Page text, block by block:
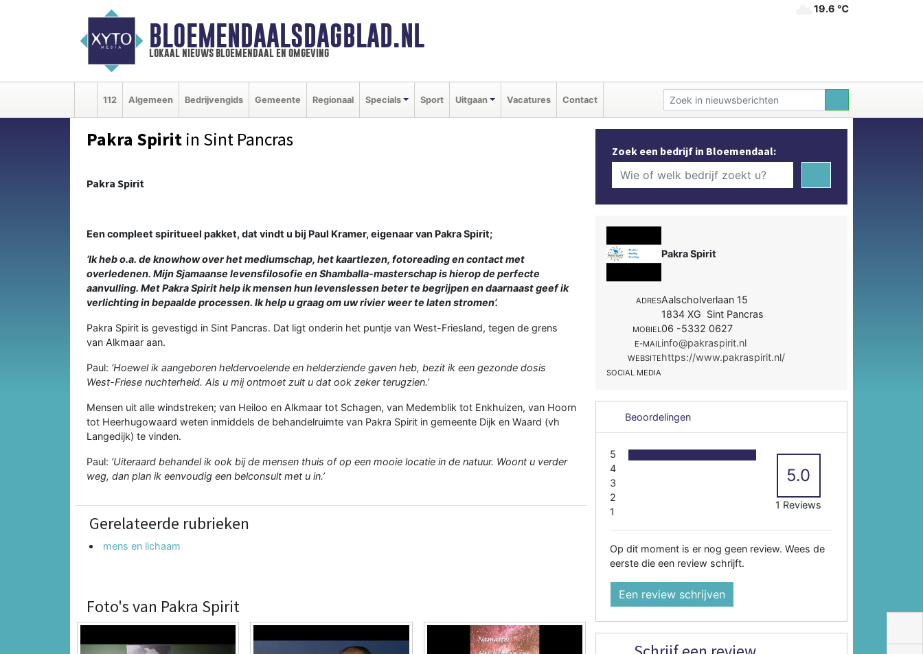
BLOEMENDAALSDAGBLAD.NL
lokaal nieuws bloemendaal en omgeving
19.6 ℃
112 Algemeen Bedrijvengids Gemeente Regionaal Specials Sport Uitgaan Vacatures Contact
Pakra Spirit in Sint Pancras
Pakra Spirit
Een compleet spiritueel pakket, dat vindt u bij Paul Kramer, eigenaar van Pakra Spirit;
‘Ik heb o.a. de knowhow over het mediumschap, het kaartlezen, fotoreading en contact met
overledenen. Mijn Sjamaanse levensfilosofie en Shamballa-masterschap is hierop de perfecte
aanvulling. Met Pakra Spirit help ik mensen hun levenslessen beter te begrijpen en daarnaast geef ik
verlichting in bepaalde processen. Ik help u graag om uw rivier weer te laten stromen’.
Pakra Spirit is gevestigd in Sint Pancras. Dat ligt onderin het puntje van West-Friesland, tegen de grens
van Alkmaar aan.
Paul: ‘Hoewel ik aangeboren heldervoelende en helderziende gaven heb, bezit ik een gezonde dosis
West-Friese nuchterheid. Als u mij ontmoet zult u dat ook zeker terugzien.’
Mensen uit alle windstreken; van Heiloo en Alkmaar tot Schagen, van Medemblik tot Enkhuizen, van Hoorn
tot Heerhugowaard weten inmiddels de behandelruimte van Pakra Spirit in gemeente Dijk en Waard (vh
Langedijk) te vinden.
Paul: ‘Uiteraard behandel ik ook bij de mensen thuis of op een mooie locatie in de natuur. Woont u verder
weg, dan plan ik eenvoudig een belconsult met u in.’
Gerelateerde rubrieken
mens en lichaam
Foto's van Pakra Spirit
Zoek een bedrijf in Bloemendaal:
Pakra Spirit
ADRESAalscholverlaan 15
1834 XG Sint Pancras
MOBIEL06 -5332 0627
E-MAILinfo@pakraspirit.nl
WEBSITEhttps://www.pakraspirit.nl/
SOCIAL MEDIA
Beoordelingen
5
4
3
2
1
5.0
1 Reviews
Op dit moment is er nog geen review. Wees de
eerste die een review schrijft.
Een review schrijven